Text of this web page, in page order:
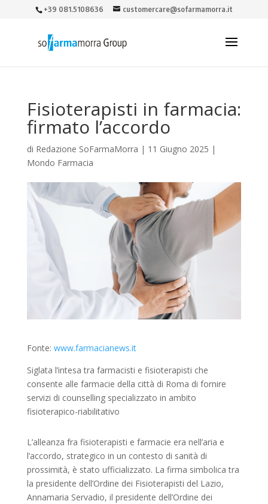
+39 081.5108636 customercare@sofarmamorra.it
Fisioterapisti in farmacia:
firmato l’accordo
di Redazione SoFarmaMorra | 11 Giugno 2025 |
Mondo Farmacia
Fonte: www.farmacianews.it
Siglata l’intesa tra farmacisti e fisioterapisti che
consente alle farmacie della città di Roma di fornire
servizi di counselling specializzato in ambito
fisioterapico-riabilitativo
L’alleanza fra fisioterapisti e farmacie era nell’aria e
l’accordo, strategico in un contesto di sanità di
prossimità, è stato ufficializzato. La firma simbolica tra
la presidente dell’Ordine dei Fisioterapisti del Lazio,
Annamaria Servadio, il presidente dell’Ordine dei